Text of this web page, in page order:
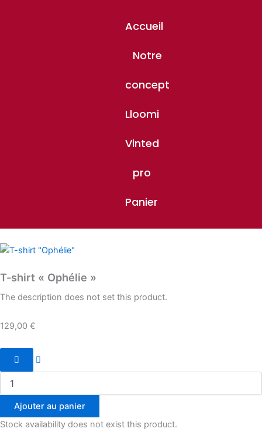
Accueil
Notre
concept
Lloomi
Vinted
pro
Panier
T-shirt « Ophélie »
The description does not set this product.
129,00 €
shirt
Ajouter au panier
Stock availability does not exist this product.